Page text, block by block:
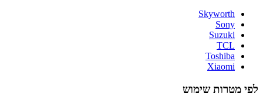
Skyworth
Sony
Suzuki
TCL
Toshiba
Xiaomi
לפי מטרות שימוש